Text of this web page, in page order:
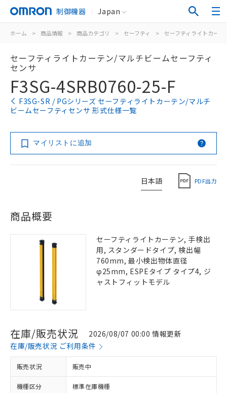
制御機器 Japan
ホーム > 商品情報 > 商品カテゴリ > セーフティ > セーフティライトカー
セーフティライトカーテン/マルチビームセーフティ
センサ
F3SG-4SRB0760-25-F
F3SG-SR / PGシリーズ セーフティライトカーテン/マルチ
ビームセーフティセンサ 形式仕様一覧
マイリストに追加
日本語 PDF出力
商品概要
セーフティライトカーテン, 手検出
用, スタンダードタイプ, 検出幅
760mm, 最小検出物体直径
φ25mm, ESPEタイプ タイプ4, ジ
ャストフィットモデル
在庫/販売状況
2026/08/07 00:00 情報更新
在庫/販売状況 ご利用条件
販売状況 販売中
機種区分 標準在庫機種